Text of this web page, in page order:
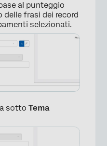
×
al punteggio
delle frasi dei record
selezionati.
sotto Tema